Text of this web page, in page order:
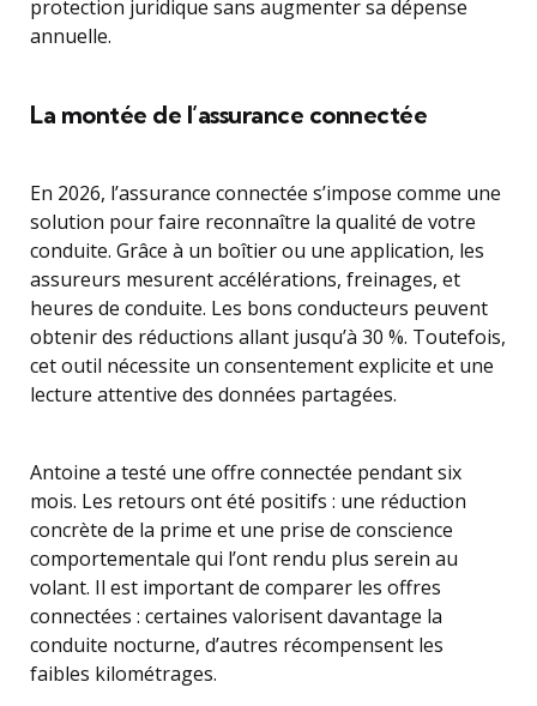
protection juridique sans augmenter sa dépense
annuelle.
La montée de l’assurance connectée
En 2026, l’assurance connectée s’impose comme une
solution pour faire reconnaître la qualité de votre
conduite. Grâce à un boîtier ou une application, les
assureurs mesurent accélérations, freinages, et
heures de conduite. Les bons conducteurs peuvent
obtenir des réductions allant jusqu’à 30 %. Toutefois,
cet outil nécessite un consentement explicite et une
lecture attentive des données partagées.
Antoine a testé une offre connectée pendant six
mois. Les retours ont été positifs : une réduction
concrète de la prime et une prise de conscience
comportementale qui l’ont rendu plus serein au
volant. Il est important de comparer les offres
connectées : certaines valorisent davantage la
conduite nocturne, d’autres récompensent les
faibles kilométrages.